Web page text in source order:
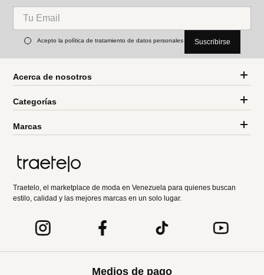
Acepto la política de tratamiento de datos personales Suscribirse
Acerca de nosotros
Categorías
Marcas
Traetelo, el marketplace de moda en Venezuela para quienes buscan
estilo, calidad y las mejores marcas en un solo lugar.
Medios de pago